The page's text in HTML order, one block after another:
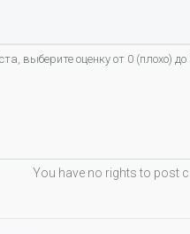
выберите оценку от 0 (плохо) до
You have no rights to post